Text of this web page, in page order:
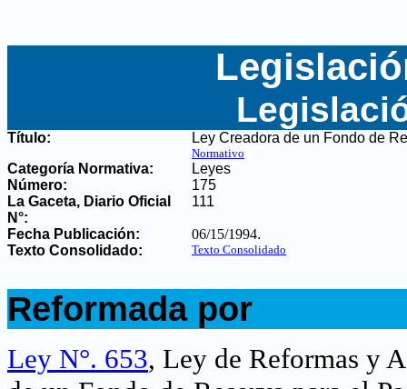
Título: Ley Creadora de un Fondo de
Normativo
Categoría Normativa:
Leyes
Número:
175
La Gaceta, Diario Oficial
N°:
111
Fecha Publicación: 06/15/1994.
Texto Consolidado:
Texto Consolidado
Reformada por
Ley N°. 653, Ley de Reformas y